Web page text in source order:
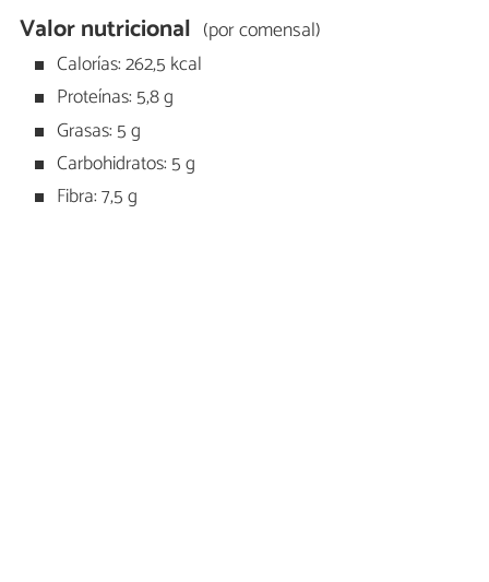
Valor nutricional (por comensal)
Calorías: 262,5 kcal
Proteínas: 5,8 g
Grasas: 5 g
Carbohidratos: 5 g
Fibra: 7,5 g